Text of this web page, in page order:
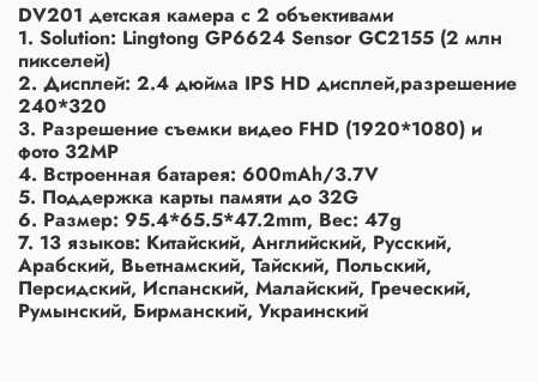
DV201 детская камера с 2 объективами
1. Solution: Lingtong GP6624 Sensor GC2155 (2 млн
пикселей)
2. Дисплей: 2.4 дюйма IPS HD дисплей,разрешение
240*320
3. Разрешение съемки видео FHD (1920*1080) и
фото 32MP
4. Встроенная батарея: 600mAh/3.7V
5. Поддержка карты памяти до 32G
6. Размер: 95.4*65.5*47.2mm, Вес: 47g
7. 13 языков: Китайский, Английский, Русский,
Арабский, Вьетнамский, Тайский, Польский,
Персидский, Испанский, Малайский, Греческий,
Румынский, Бирманский, Украинский